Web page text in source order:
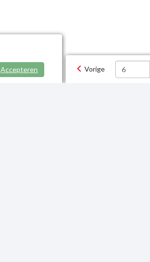
Vorige
Accepteren